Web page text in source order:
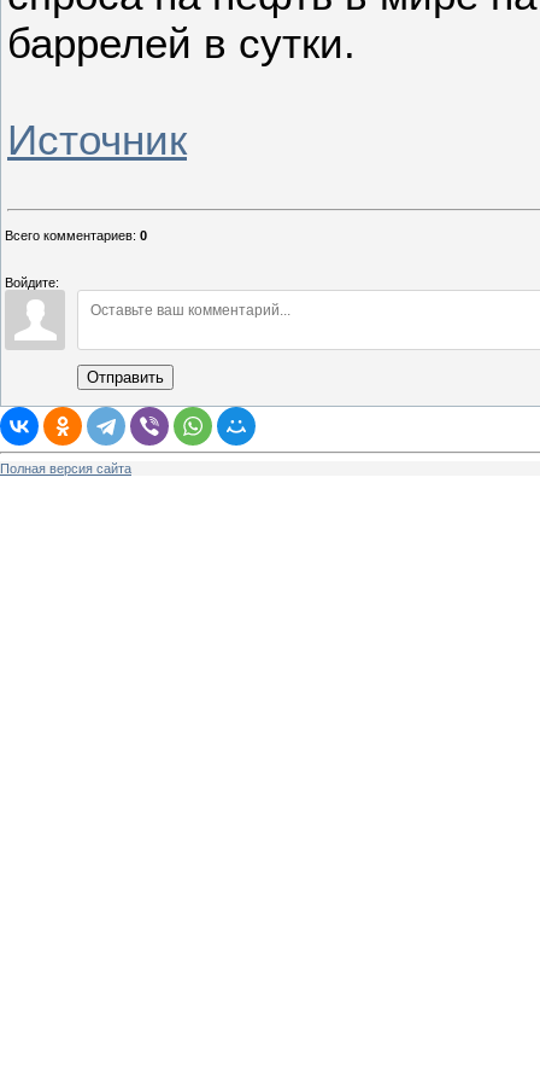
баррелей в сутки.
Источник
Всего комментариев: 0
Войдите:
Отправить
Полная версия сайта